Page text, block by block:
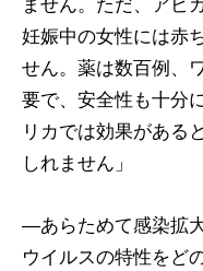
ません。ただ、アビ
妊娠中の女性には赤
せん。薬は数百例、
要で、安全性も十分
リカでは効果がある
しれません」
―あらためて感染拡
ウイルスの特性をど